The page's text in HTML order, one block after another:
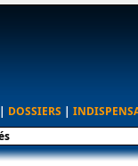
| DOSSIERS |